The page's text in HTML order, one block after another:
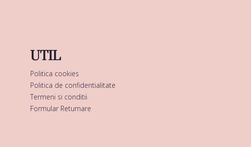
UTIL
Politica cookies
Politica de confidentialitate
Termeni si conditii
Formular Returnare